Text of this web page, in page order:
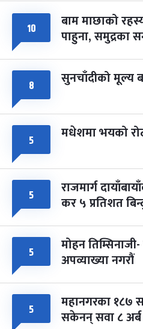
८ फागुपूर्णिमा
चैत्र ८, २०८३-Mar 22, 2027
१० बाम माछाको
पाहुना, समुद्रका
८ सुनचाँदीको मूल्य
५ मधेशमा भयको
५ राजमार्ग
कर ५ प्रतिशत
५ मोहन
अपव्याख्या नगरौं
५ महानगरका १८७
सकेनन् सवा ८ अर्ब